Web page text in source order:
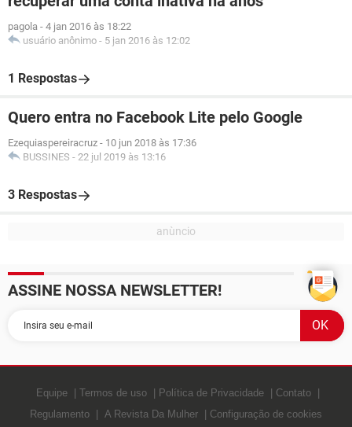
pagola - 4 jan 2016 às 18:22
usuário anônimo - 5 jan 2016 às 12:02
1 Respostas
Quero entra no Facebook Lite pelo Google
Ezequiaspereiracruz - 10 jun 2018 às 17:36
BUSSINES - 22 jul 2019 às 13:16
3 Respostas
ASSINE NOSSA NEWSLETTER!
Equipe Termos de uso Política de Privacidade
Contato
Regulamento
A Revista Da Mulher Configuração de cookies